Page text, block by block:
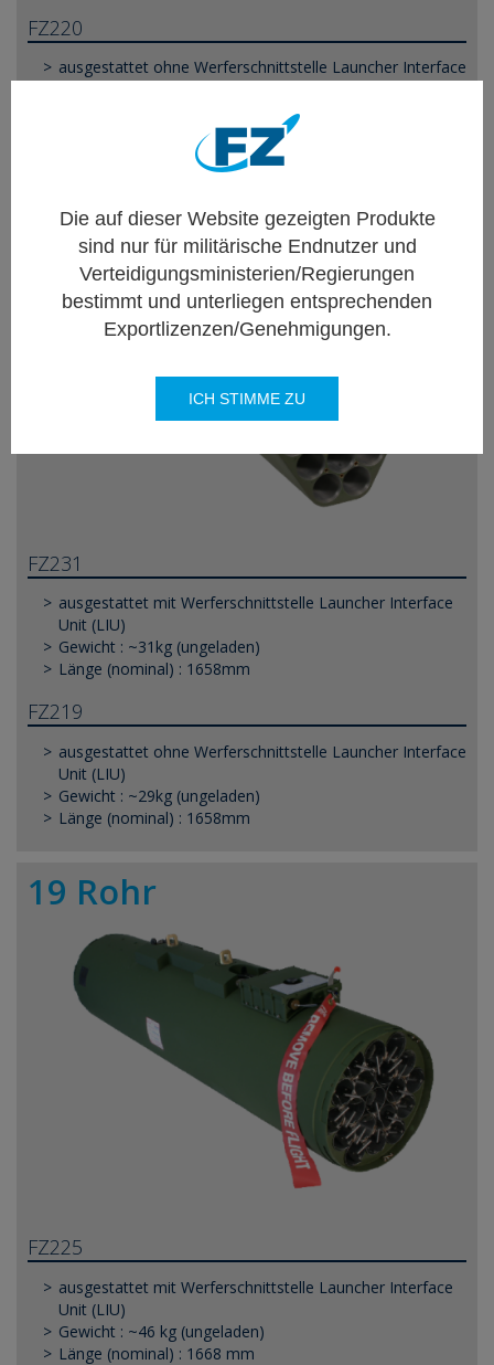
FZ220
ausgestattet ohne Werferschnittstelle Launcher Interface
Länge (nominal) : 1653 mm
12 Rohr
FZ231
ausgestattet mit Werferschnittstelle Launcher Interface
Unit (LIU)
Gewicht : ~31kg (ungeladen)
Länge (nominal) : 1658mm
FZ219
ausgestattet ohne Werferschnittstelle Launcher Interface
Unit (LIU)
Gewicht : ~29kg (ungeladen)
Länge (nominal) : 1658mm
19 Rohr
FZ225
ausgestattet mit Werferschnittstelle Launcher Interface
Unit (LIU)
Gewicht : ~46 kg (ungeladen)
Länge (nominal) : 1668 mm
Die auf dieser Website gezeigten Produkte
sind nur für militärische Endnutzer und
Verteidigungsministerien/Regierungen
bestimmt und unterliegen entsprechenden
Exportlizenzen/Genehmigungen.
ICH STIMME ZU